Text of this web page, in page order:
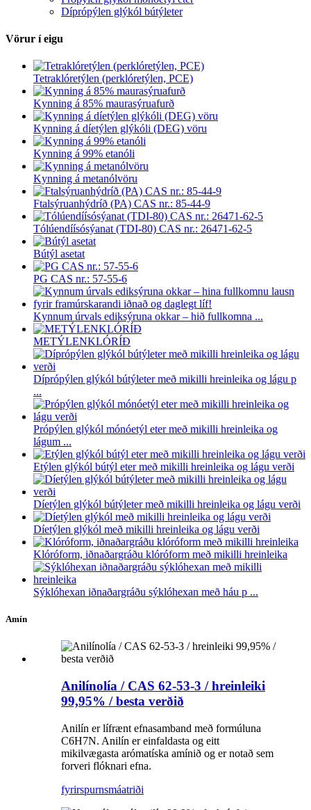
Díprópýlen glýkól bútýleter
Vörur í eigu
Tetraklóretýlen (perklóretýlen, PCE)
Kynning á 85% maurasýruafurð
Kynning á díetýlen glýkóli (DEG) vöru
Kynning á 99% etanóli
Kynning á metanólvöru
Ftalsýruanhýdríð (PA) CAS nr.: 85-44-9
Tólúendíísósýanat (TDI-80) CAS nr.: 26471-62-5
Bútýl asetat
PG CAS nr.: 57-55-6
Kynnum úrvals ediksýruna okkar – hið fullkomna ...
METÝLENKLÓRÍÐ
Díprópýlen glýkól bútýleter með mikilli hreinleika og lágu p
...
Própýlen glýkól mónóetýl eter með mikilli hreinleika og
lágum ...
Etýlen glýkól bútýl eter með mikilli hreinleika og lágu verði
Díetýlen glýkól bútýleter með mikilli hreinleika og lágu verði
Díetýlen glýkól með mikilli hreinleika og lágu verði
Klóróform, iðnaðargráðu klóróform með mikilli hreinleika
Sýklóhexan iðnaðargráðu sýklóhexan með háu p ...
Amín
Anilínolía / CAS 62-53-3 / hreinleiki
99,95% / besta verðið
Anilín er lífrænt efnasamband með formúluna
C6H7N. Anilín er einfaldasta og eitt
mikilvægasta arómatíska amínið og er notað sem
forveri flóknari efna.
fyrirspurnsmáatriði